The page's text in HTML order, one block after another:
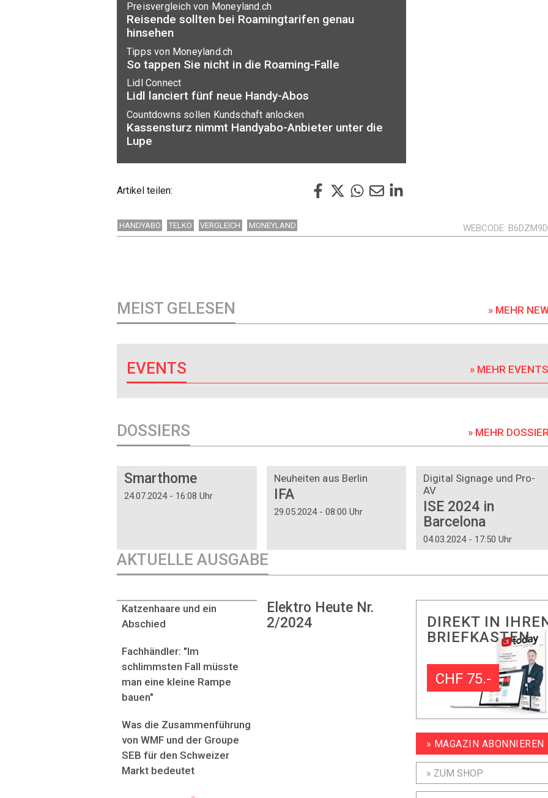
Preisvergleich von Moneyland.ch
Reisende sollten bei Roamingtarifen genau
hinsehen
Tipps von Moneyland.ch
So tappen Sie nicht in die Roaming-Falle
Lidl Connect
Lidl lanciert fünf neue Handy-Abos
Countdowns sollen Kundschaft anlocken
Kassensturz nimmt Handyabo-Anbieter unter die
Lupe
Artikel teilen:
HANDYABO TELKO VERGLEICH MONEYLAND WEBCODE
MEIST GELESEN » MEHR
EVENTS » MEHR
DOSSIERS » MEHR
Smarthome
24.07.2024 - 16:08 Uhr
Neuheiten aus Berlin
IFA
29.05.2024 - 08:00 Uhr
Digital Signage und Pro-
AV
ISE 2024 in
Barcelona
04.03.2024 - 17:50 Uhr
AKTUELLE AUSGABE
Elektro Heute Nr.
2/2024
Katzenhaare und ein
Abschied
Fachhändler: "Im
schlimmsten Fall müsste
man eine kleine Rampe
bauen"
Was die Zusammenführung
von WMF und der Groupe
SEB für den Schweizer
Markt bedeutet
DIREKT IN
BRIEFKASTEN
CHF 75.-
» MAGAZIN ABONNIEREN
» ZUM SHOP